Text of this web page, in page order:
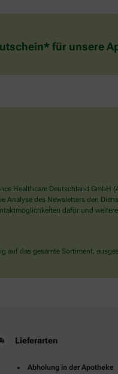
für unsere
Healthcare Deutschland
Analyse des Newsletters den
dafür und
das gesamte Sortiment,
Lieferarten
Abholung in der Apotheke